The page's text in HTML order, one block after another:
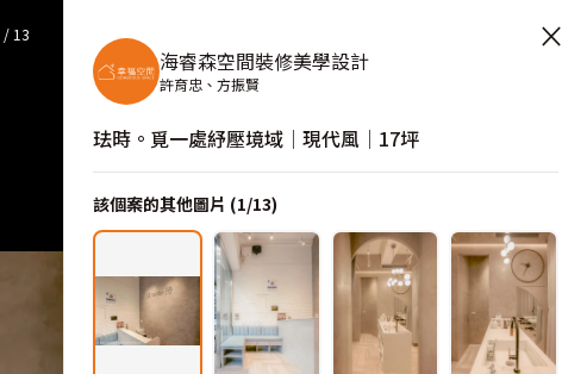
/ 13 ×
海睿森空間裝修美學設計
許育忠、方振賢
珐時。覓一處紓壓境域│現代風│17坪
該個案的其他圖片 (1/13)